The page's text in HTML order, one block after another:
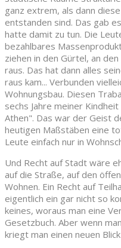
ganz extrem, als dann
entstanden sind. Das gab
hatte damit zu tun. Die
bezahlbares
ziehen in den Gürtel, an
raus. Das hat dann alles
raus kam... Verbunden
Wohnungsbau. Diesen
sechs Jahre meiner
Athen". Das war der Geist
heutigen Maßstäben eine
Leute einfach nur in
Und Recht auf Stadt wäre
auf die Straße, auf den
Wohnen. Ein Recht auf
eigentlich ein gar nicht so
keines, woraus man eine
Gesetzbuch. Aber wenn
kriegt man einen neuen